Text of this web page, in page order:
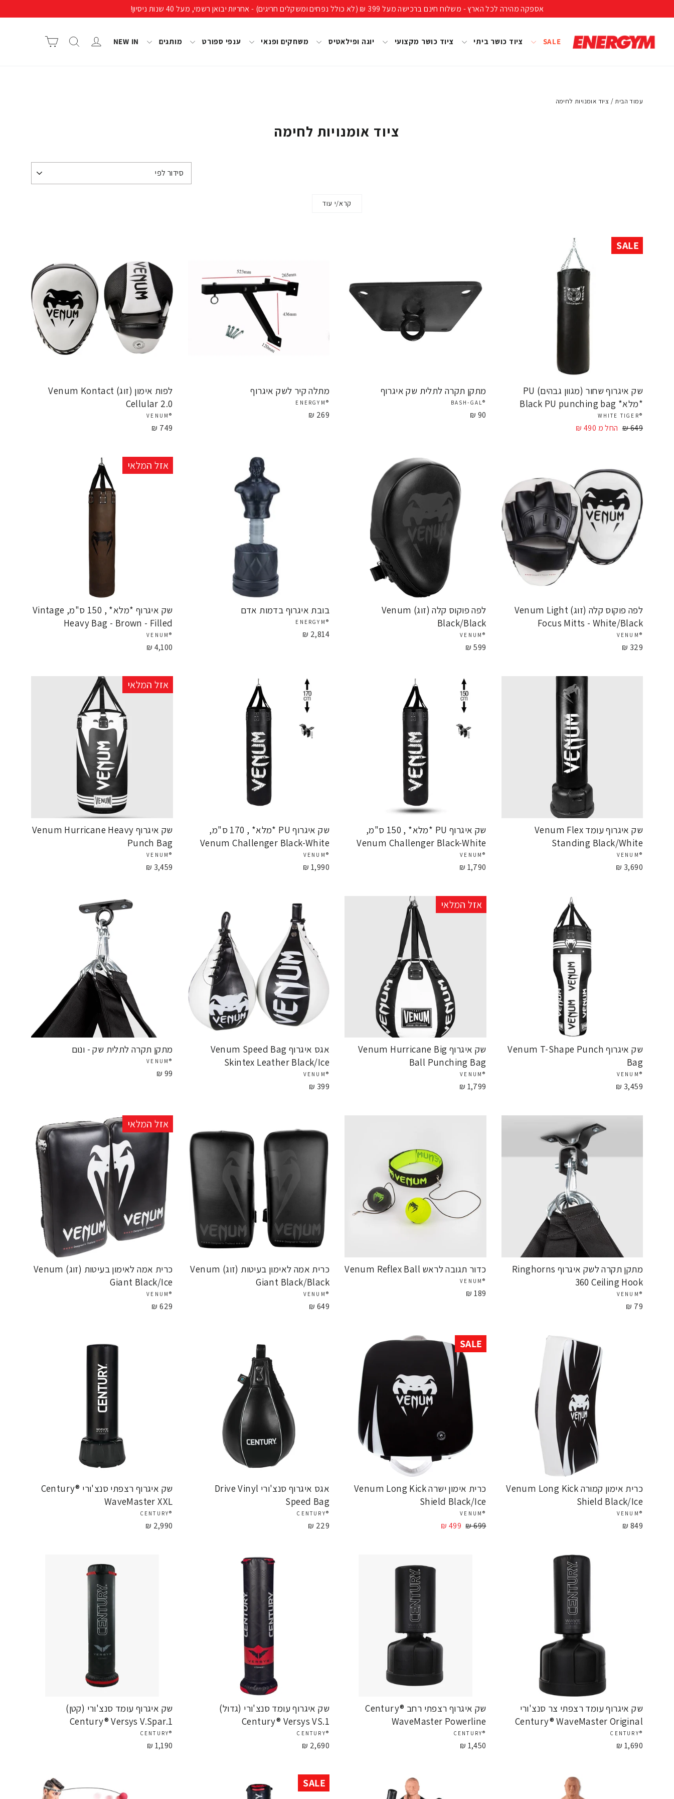
קריאה
אספקה מהירה לכל הארץ - משלוח חינם ברכישה מעל 399 ₪ (לא כולל נפחים ומשקלים חריגים) - אחריות יבואן רשמי, מעל 40 שנות ניסיון!
SALE ציוד כושר ביתי ציוד כושר מקצועי יוגה ופילאטיס משחקים ופנאי ענפי ספורט מותגים NEW IN התחבר/י חיפוש
עמוד הבית / ציוד אומנויות לחימה
ציוד אומנויות לחימה
קרא/י עוד
SALE
שק איגרוף שחור (מגוון גבהים) PU
*מלא* Black PU punching bag
®WHITE TIGER
מחיר
649 ₪
מחיר
החל מ 490 ₪
מתקן תקרה לתלית שק איגרוף
®BASH-GAL
90 ₪
מתלה קיר לשק איגרוף
®ENERGYM
269 ₪
לפות אימון (זוג) Venum Kontact
Cellular 2.0
®VENUM
749 ₪
לפה פוקוס קלה (זוג) Venum Light
Focus Mitts - White/Black
®VENUM
329 ₪
לפה פוקוס קלה (זוג) Venum
Black/Black
®VENUM
599 ₪
בובת איגרוף בדמות אדם
®ENERGYM
2,814 ₪
אזל המלאי
שק איגרוף *מלא* , 150 ס"מ, Vintage
Heavy Bag - Brown - Filled
®VENUM
4,100 ₪
שק איגרוף עומד Venum Flex
Standing Black/White
®VENUM
3,690 ₪
שק איגרוף PU *מלא* , 150 ס"מ,
Venum Challenger Black-White
®VENUM
1,790 ₪
שק איגרוף PU *מלא* , 170 ס"מ,
Venum Challenger Black-White
®VENUM
1,990 ₪
אזל המלאי
שק איגרוף Venum Hurricane Heavy
Punch Bag
®VENUM
3,459 ₪
שק איגרוף Venum T-Shape Punch
Bag
®VENUM
3,459 ₪
אזל המלאי
שק איגרוף Venum Hurricane Big
Ball Punching Bag
®VENUM
1,799 ₪
אגס איגרוף Venum Speed Bag
Skintex Leather Black/Ice
®VENUM
399 ₪
מתקן תקרה לתלית שק - ונום
®VENUM
99 ₪
מתקן תקרה לשק איגרוף Ringhorns
360 Ceiling Hook
®VENUM
79 ₪
כדור תגובה לראש Venum Reflex Ball
®VENUM
189 ₪
כרית אמה לאימון בעיטות (זוג) Venum
Giant Black/Black
®VENUM
649 ₪
אזל המלאי
כרית אמה לאימון בעיטות (זוג) Venum
Giant Black/Ice
®VENUM
629 ₪
כרית אימון קמורה Venum Long Kick
Shield Black/Ice
®VENUM
849 ₪
SALE
כרית אימון ישרה Venum Long Kick
Shield Black/Ice
®VENUM
מחיר
699 ₪
מחיר
499 ₪
אגס איגרוף סנצ'ורי Drive Vinyl
Speed Bag
®CENTURY
229 ₪
שק איגרוף רצפתי סנצ'ורי Century®
WaveMaster XXL
®CENTURY
2,990 ₪
שק איגרוף עומד רצפתי צר סנצ'ורי
Century® WaveMaster Original
®CENTURY
1,690 ₪
שק איגרוף רצפתי רחב Century®
WaveMaster Powerline
®CENTURY
1,450 ₪
שק איגרוף עומד סנצ'ורי (גדול)
Century® Versys VS.1
®CENTURY
2,690 ₪
שק איגרוף עומד סנצ'ורי (קטן)
Century® Versys V.Spar.1
®CENTURY
1,190 ₪
SALE